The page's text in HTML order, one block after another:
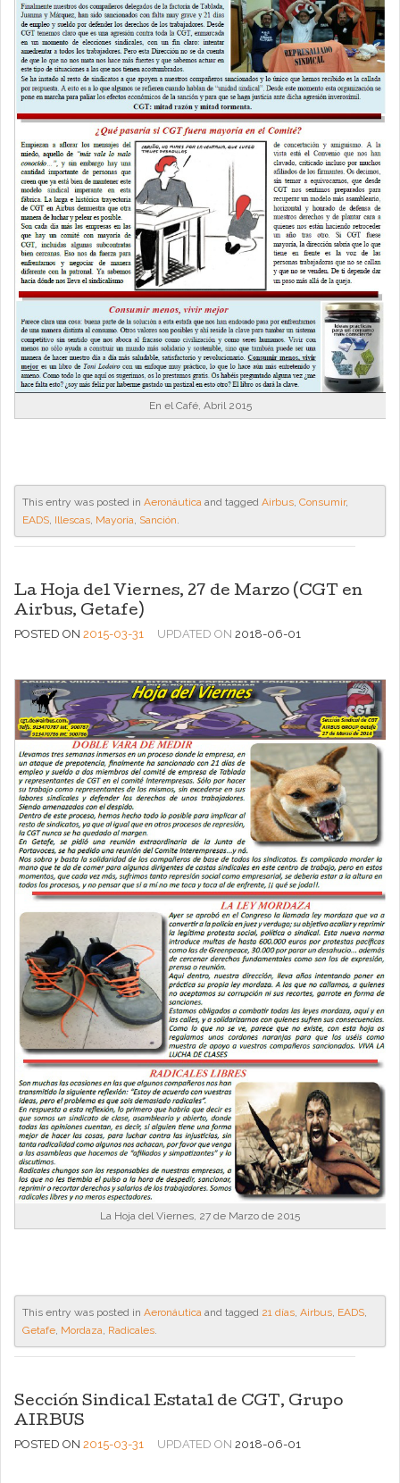
En el Café, Abril 2015
This entry was posted in Aeronáutica and tagged Airbus, Consumir,
EADS, Illescas, Mayoría, Sanción.
La Hoja del Viernes, 27 de Marzo (CGT en
Airbus, Getafe)
POSTED ON 2015-03-31 UPDATED ON 2018-06-01
La Hoja del Viernes, 27 de Marzo de 2015
This entry was posted in Aeronáutica and tagged 21 días, Airbus, EADS,
Getafe, Mordaza, Radicales.
Sección Sindical Estatal de CGT, Grupo
AIRBUS
POSTED ON 2015-03-31 UPDATED ON 2018-06-01